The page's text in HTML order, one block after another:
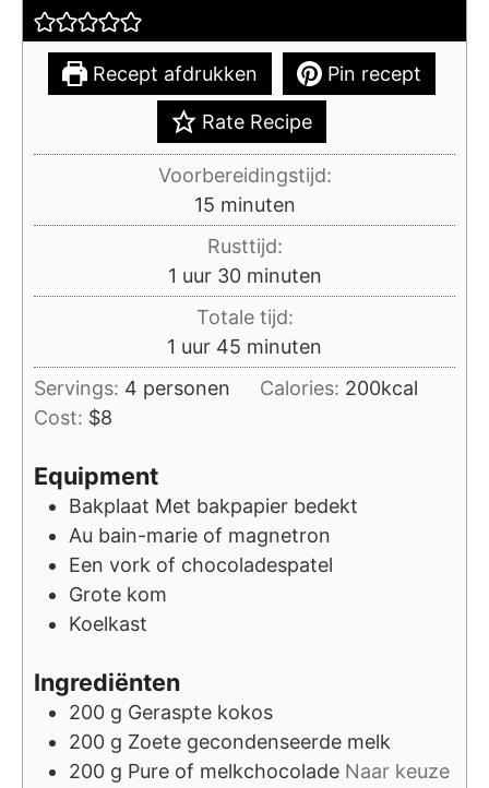
Recept afdrukken Pin recept
Rate Recipe
Voorbereidingstijd:
15minuten
minuten
Rusttijd:
1 uur
uur 30minuten
minuten
Totale tijd:
1 uur
uur 45 minuten
minuten
Servings: 4 personen Calories: 200kcal
Cost: $8
Equipment
Bakplaat Met bakpapier bedekt
Au bain-marie of magnetron
Een vork of chocoladespatel
Grote kom
Koelkast
Ingrediënten
200 g Geraspte kokos
200 g Zoete gecondenseerde melk
200 g Pure of melkchocolade Naar keuze